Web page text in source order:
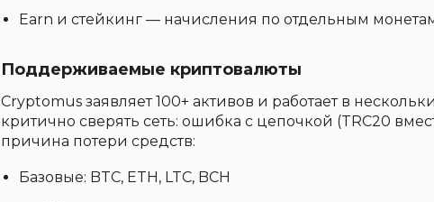
Earn и стейкинг — начисления по отдельным
Поддерживаемые криптовалюты
Cryptomus заявляет 100+ активов и работает в
критично сверять сеть: ошибка с цепочкой (TRC20
причина потери средств:
Базовые: BTC, ETH, LTC, BCH